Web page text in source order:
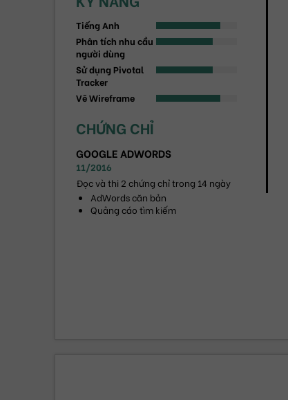
Tiếng Anh
Phân tích nhu cầu
người dùng
Sử dụng Pivotal
Tracker
Vẽ Wireframe
CHỨNG CHỈ
GOOGLE ADWORDS
11/2016
Đọc và thi 2 chứng chỉ trong 14 ngày
AdWords căn bản
Quảng cáo tìm kiếm